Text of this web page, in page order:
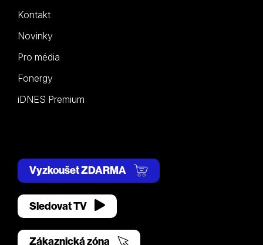
Kontakt
Novinky
Pro média
Fonergy
iDNES Premium
Vyzkoušet ZDARMA
Sledovat TV
Zákaznická zóna